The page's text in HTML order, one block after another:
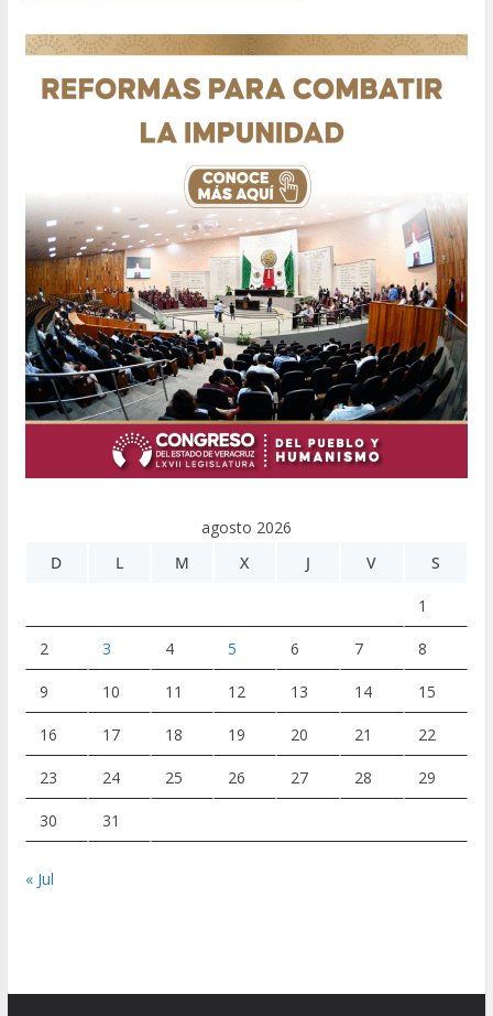
agosto 2026
D
L M X J V S
1
2 3 4 5 6 7 8
9 10 11 12 13 14 15
16 17 18 19 20 21 22
23 24 25 26 27 28 29
30 31
« Jul